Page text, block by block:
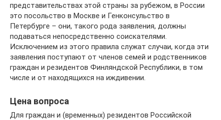
представительствах этой страны за рубежом, в России
это посольство в Москве и Генконсульство в
Петербурге – они, такого рода заявления, должны
подаваться непосредственно соискателями.
Исключением из этого правила служат случаи, когда эти
заявления поступают от членов семей и родственников
граждан и резидентов Финляндской Республики, в том
числе и от находящихся на иждивении.
Цена вопроса
Для граждан и (временных) резидентов Российской